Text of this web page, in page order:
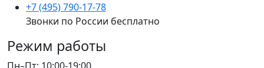
+7 (495) 790-17-78
Звонки по России бесплатно
Режим работы